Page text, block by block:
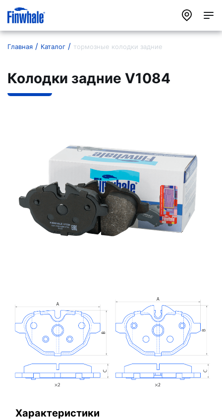
Главная Каталог тормозные колодки задние
Колодки задние V1084
Характеристики